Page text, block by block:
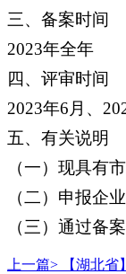
三、备案时间
2023年全年
四、评审时间
2023年6月、
五、有关说明
（一）现具有
（二）申报企
（三）通过备
上一篇>
【湖北